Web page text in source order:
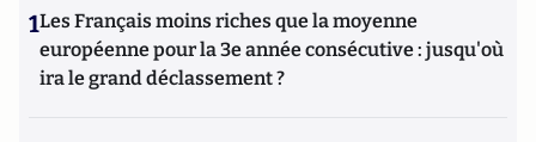
1Les Français moins riches que la moyenne
européenne pour la 3e année consécutive : jusqu'où
ira le grand déclassement ?